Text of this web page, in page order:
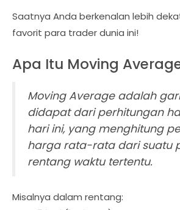
Saatnya Anda berkenalan lebih
favorit para trader dunia ini!
Apa Itu Moving
Moving Average adalah
didapat dari perhitungan
hari ini, yang menghitung
harga rata-rata dari suatu
rentang waktu tertentu.
Misalnya dalam rentang: